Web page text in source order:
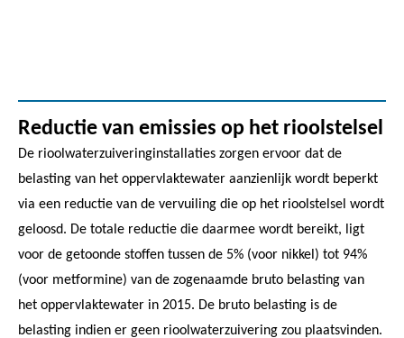
Reductie van emissies op het rioolstelsel
De rioolwaterzuiveringinstallaties zorgen ervoor dat de
belasting van het oppervlaktewater aanzienlijk wordt beperkt
via een reductie van de vervuiling die op het rioolstelsel wordt
geloosd. De totale reductie die daarmee wordt bereikt, ligt
voor de getoonde stoffen tussen de 5% (voor nikkel) tot 94%
(voor metformine) van de zogenaamde bruto belasting van
het oppervlaktewater in 2015. De bruto belasting is de
belasting indien er geen rioolwaterzuivering zou plaatsvinden.